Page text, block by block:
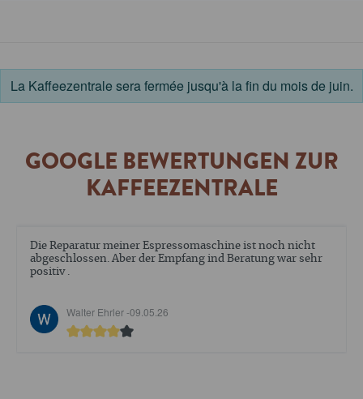
La Kaffeezentrale sera fermée jusqu'à la fin du mois de juin.
GOOGLE BEWERTUNGEN ZUR
KAFFEEZENTRALE
Die Reparatur meiner Espressomaschine ist noch nicht
abgeschlossen. Aber der Empfang ind Beratung war sehr
positiv .
Walter Ehrler -09.05.26